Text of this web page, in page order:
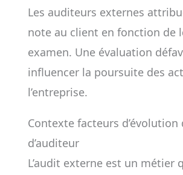
Les auditeurs externes
note au client en fonction de
examen. Une évaluation
influencer la poursuite des
l’entreprise.
Contexte facteurs
d’auditeur
L’audit externe est un métier